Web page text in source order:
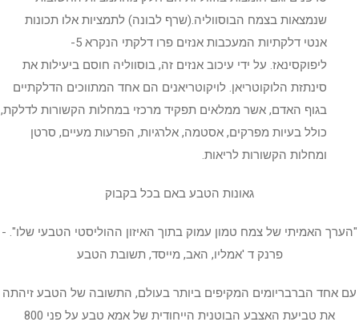
שנמצאות בצמח הבוסווליה.(שרף לבונה) לתמציות אלו תכונות
אנטי דלקתיות המעכבות אנזים פרו דלקתי הנקרא 5-
ליפוקסינאז. על ידי עיכוב אנזים זה, בוסווליה חוסם ביעילות את
סינתזת הלוקוטריאן. לויקוטריאנים הם אחד המתווכים הדלקתיים
בגוף האדם, אשר ממלאים תפקיד מרכזי במחלות הקשורות לדלקת,
כולל בעיות מפרקים, אסטמה, אלרגיות, הפרעות מעיים, סרטן
ומחלות הקשורות לריאות.
גאונות הטבע באם בכל בקבוק
"הערך האמיתי של צמח טמון עמוק בתוך האיזון ההוליסטי הטבעי שלו". -
פרנק ד 'אמליו, האב, מייסד, תשובת הטבע
עם אחד הברבריומים המקיפים ביותר בעולם, התשובה של הטבע זיהתה
את טביעת האצבע הבוטנית הייחודית של אמא טבע על פני 800